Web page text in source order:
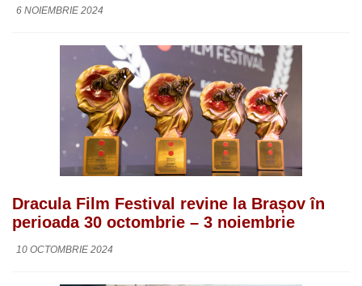
6 NOIEMBRIE 2024
Dracula Film Festival revine la Brașov în
perioada 30 octombrie – 3 noiembrie
10 OCTOMBRIE 2024